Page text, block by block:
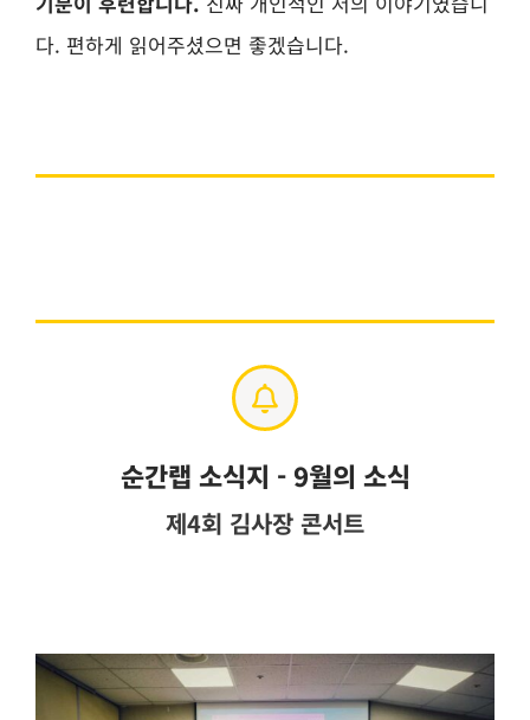
다. 편하게 읽어주셨으면 좋겠습니다.
순간랩 소식지 - 9월의 소식
제4회 김사장 콘서트